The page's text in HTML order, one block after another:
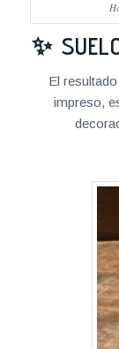
✨
El
impreso,